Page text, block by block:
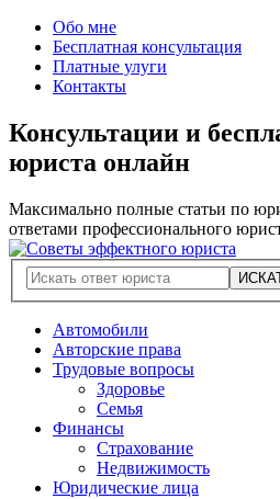
Обо мне
Бесплатная консультация
Платные улуги
Контакты
Консультации и
юриста онлайн
Максимально полные статьи по
ответами профессионального
Автомобили
Авторские права
Трудовые вопросы
Здоровье
Семья
Финансы
Страхование
Недвижимость
Юридические лица